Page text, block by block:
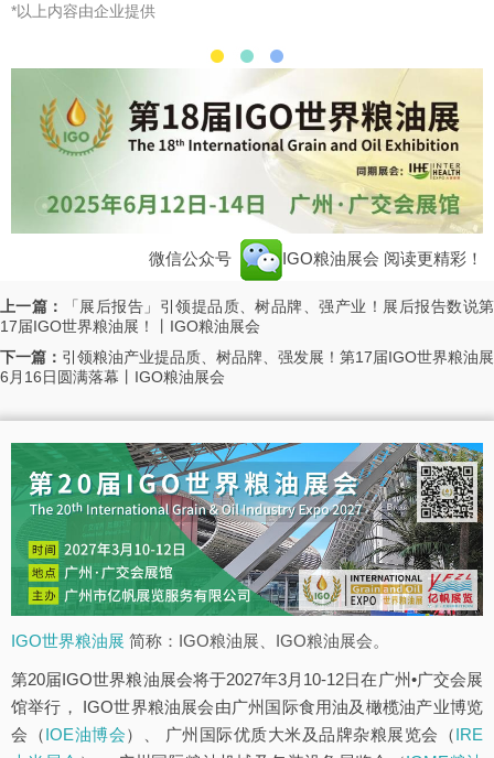
*以上内容由企业提供
微信公众号 IGO粮油展会 阅读更精彩！
上一篇：
「展后报告」引领提品质、树品牌、强产业！展后报告数说第
17届IGO世界粮油展！丨IGO粮油展会
下一篇： 引领粮油产业提品质、树品牌、强发展！第17届IGO世界粮油展
6月16日圆满落幕丨IGO粮油展会
IGO世界粮油展 简称：IGO粮油展、IGO粮油展会。
第20届IGO世界粮油展会将于2027年3月10-12日在广州•广交会展
馆举行， IGO世界粮油展会由广州国际食用油及橄榄油产业博览
会（IOE油博会）、 广州国际优质大米及品牌杂粮展览会（IRE